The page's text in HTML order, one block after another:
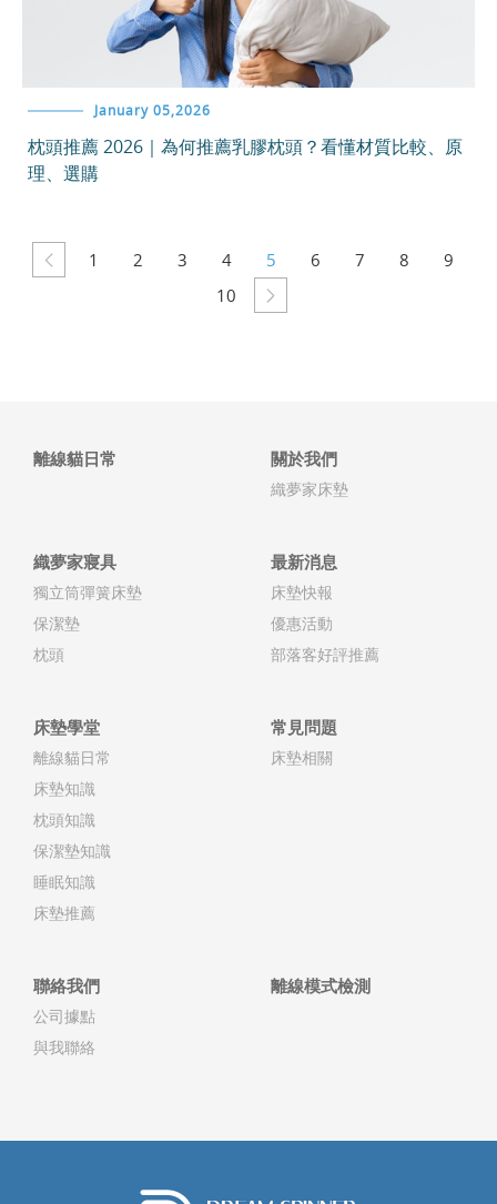
January 05,2026
枕頭推薦 2026｜為何推薦乳膠枕頭？看懂材質比較、原
理、選購
1 2 3 4 5 6 7 8
9
10
離線貓日常 關於我們
織夢家床墊
織夢家寢具
獨立筒彈簧床墊
保潔墊
枕頭
最新消息
床墊快報
優惠活動
部落客好評推薦
床墊學堂
離線貓日常
床墊知識
枕頭知識
保潔墊知識
睡眠知識
床墊推薦
常見問題
床墊相關
聯絡我們
公司據點
與我聯絡
離線模式檢測